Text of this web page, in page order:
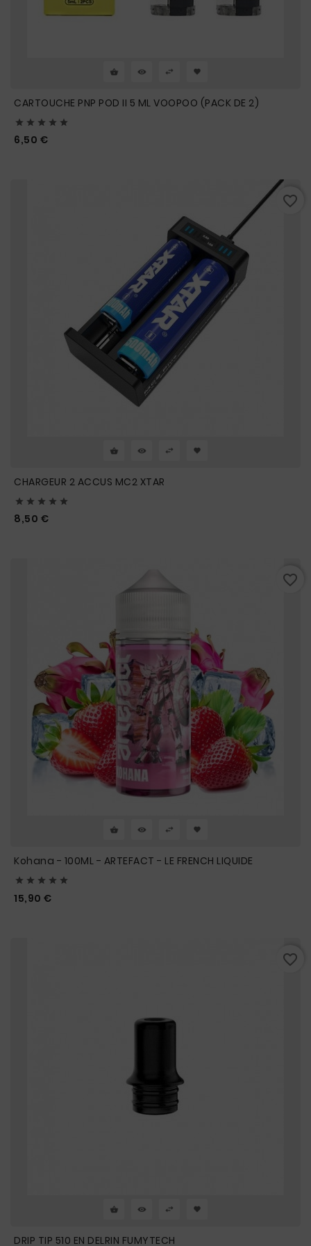
CARTOUCHE PNP POD II 5 ML VOOPOO (PACK DE 2)
    
6,50 €
CHARGEUR 2 ACCUS MC2 XTAR
    
8,50 €
favorite_border
Kohana - 100ML - ARTEFACT - LE FRENCH LIQUIDE
    
15,90 €
favorite_border
DRIP TIP 510 EN DELRIN FUMYTECH
favorite_border